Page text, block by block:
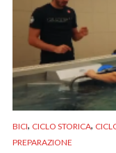
BICI, CICLO STORICA,
PREPARAZIONE